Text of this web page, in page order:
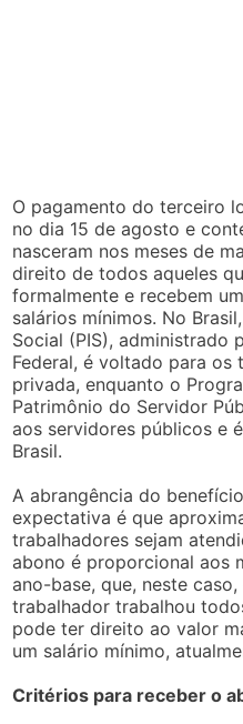
O pagamento do terceiro
no dia 15 de agosto e
nasceram nos meses de
direito de todos aqueles
formalmente e recebem
salários mínimos. No
Social (PIS), administrado
Federal, é voltado para os
privada, enquanto o
Patrimônio do Servidor
aos servidores públicos e
Brasil.
A abrangência do
expectativa é que
trabalhadores sejam
abono é proporcional aos
ano-base, que, neste
trabalhador trabalhou
pode ter direito ao valor
um salário mínimo,
Critérios para receber o